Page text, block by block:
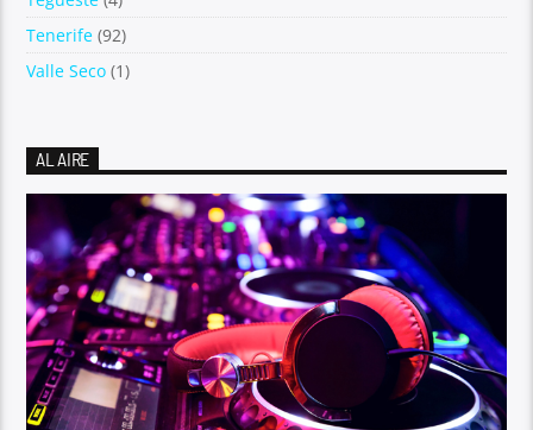
Tenerife (92)
Valle Seco (1)
AL AIRE